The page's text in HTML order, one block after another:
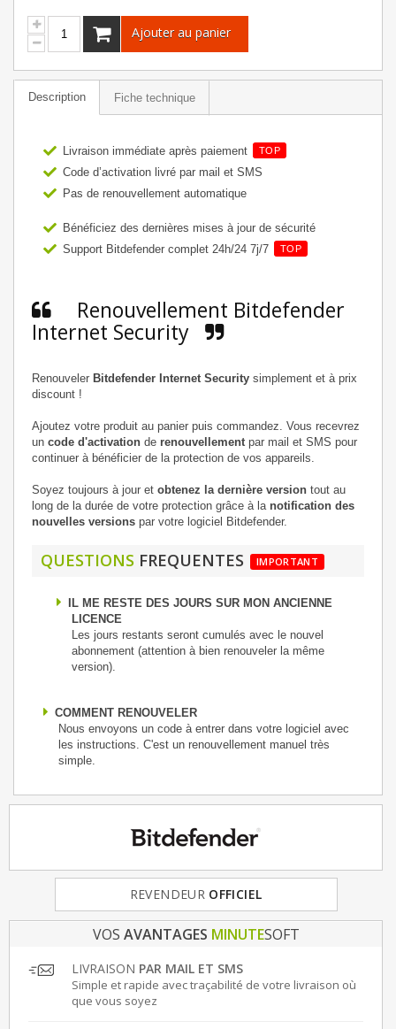
Ajouter au panier
Description Fiche technique
Livraison immédiate après paiement TOP
Code d’activation livré par mail et SMS
Pas de renouvellement automatique
Bénéficiez des dernières mises à jour de sécurité
Support Bitdefender complet 24h/24 7j/7
TOP
Renouvellement Bitdefender
Internet Security
Renouveler Bitdefender Internet Security simplement et à prix
discount !
Ajoutez votre produit au panier puis commandez. Vous recevrez
un code d'activation de renouvellementpar mail et SMS pour
continuer à bénéficier de la protection de vos appareils.
Soyez toujours à jour et obtenez la dernière version tout au
long de la durée de votre protection grâce à la notification des
nouvelles versions par votre logiciel Bitdefender.
QUESTIONS FREQUENTES IMPORTANT
IL ME RESTE DES JOURS SUR MON ANCIENNE
LICENCE
Les jours restants seront cumulés avec le nouvel
abonnement (attention à bien renouveler la même
version).
COMMENT RENOUVELER
Nous envoyons un code à entrer dans votre logiciel avec
les instructions. C'est un renouvellement manuel très
simple.
REVENDEUR OFFICIEL
FRANCE & EUROPE
VOS AVANTAGES MINUTESOFT
LIVRAISON PAR MAIL ET SMS
Simple et rapide avec traçabilité de votre livraison où
que vous soyez